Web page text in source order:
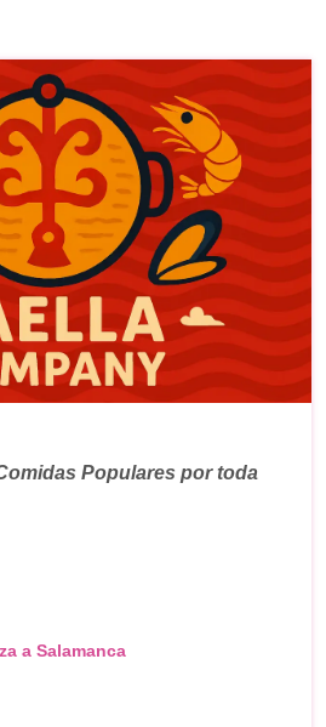
Populares por toda
a Salamanca